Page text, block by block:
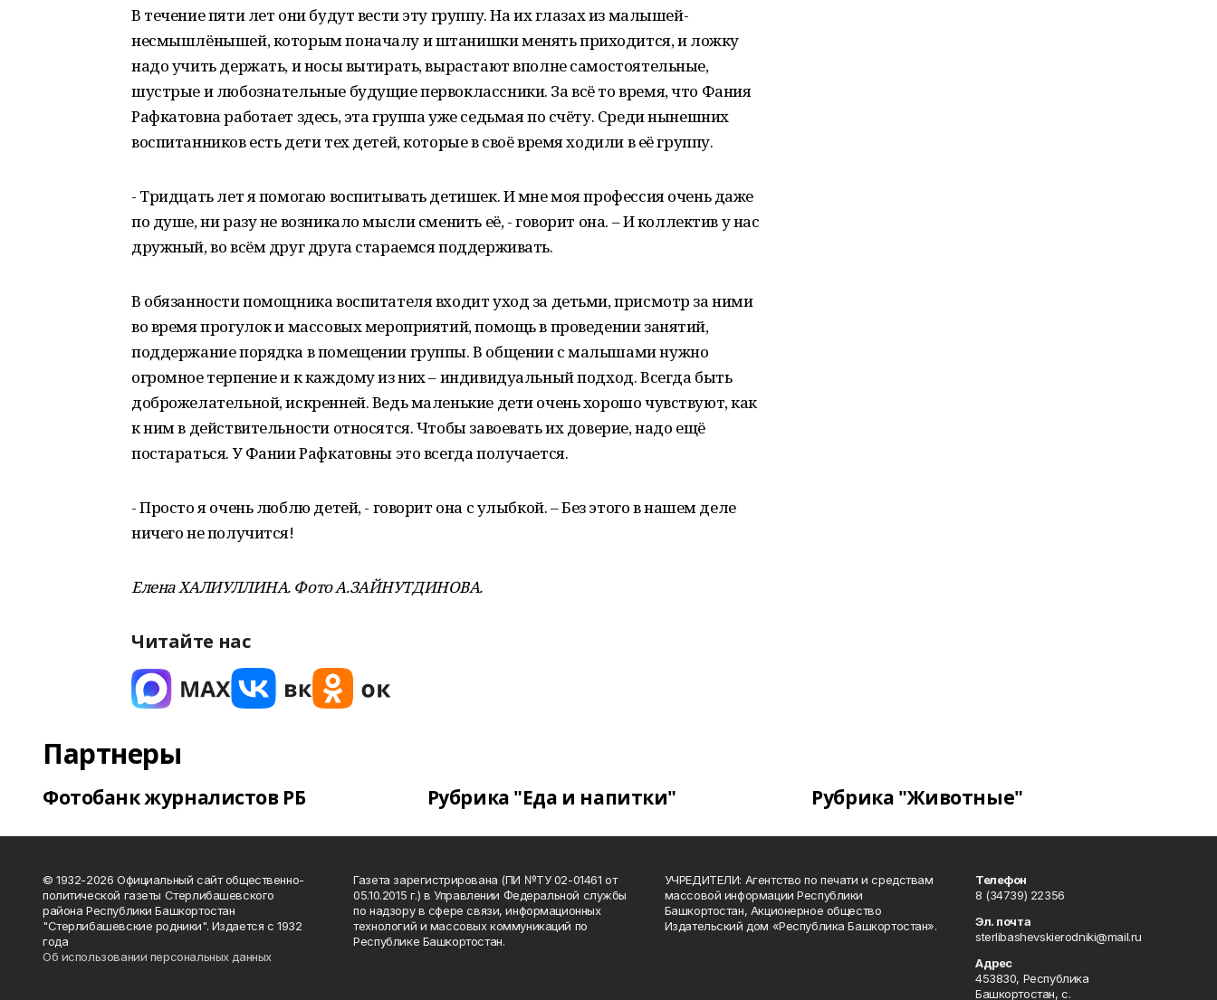
В течение пяти лет они будут вести эту группу. На их глазах из малышей-
несмышлёнышей, которым поначалу и штанишки менять приходится, и ложку
надо учить держать, и носы вытирать, вырастают вполне самостоятельные,
шустрые и любознательные будущие первоклассники. За всё то время, что Фания
Рафкатовна работает здесь, эта группа уже седьмая по счёту. Среди нынешних
воспитанников есть дети тех детей, которые в своё время ходили в её группу.
- Тридцать лет я помогаю воспитывать детишек. И мне моя профессия очень даже
по душе, ни разу не возникало мысли сменить её, - говорит она. – И коллектив у нас
дружный, во всём друг друга стараемся поддерживать.
В обязанности помощника воспитателя входит уход за детьми, присмотр за ними
во время прогулок и массовых мероприятий, помощь в проведении занятий,
поддержание порядка в помещении группы. В общении с малышами нужно
огромное терпение и к каждому из них – индивидуальный подход. Всегда быть
доброжелательной, искренней. Ведь маленькие дети очень хорошо чувствуют, как
к ним в действительности относятся. Чтобы завоевать их доверие, надо ещё
постараться. У Фании Рафкатовны это всегда получается.
- Просто я очень люблю детей, - говорит она с улыбкой. – Без этого в нашем деле
ничего не получится!
Елена ХАЛИУЛЛИНА. Фото А.ЗАЙНУТДИНОВА.
Читайте нас
Партнеры
Фотобанк журналистов РБ Рубрика "Еда и напитки" Рубрика "Животные"
© 1932-2026 Официальный сайт общественно-
политической газеты Стерлибашевского
района Республики Башкортостан
"Стерлибашевские родники". Издается с 1932
года
Об использовании персональных данных
Газета зарегистрирована (ПИ №ТУ 02-01461 от
05.10.2015 г.) в Управлении Федеральной службы
по надзору в сфере связи, информационных
технологий и массовых коммуникаций по
Республике Башкортостан.
УЧРЕДИТЕЛИ: Агентство по печати и средствам
массовой информации Республики
Башкортостан, Акционерное общество
Издательский дом «Республика Башкортостан».
Телефон
8 (34739) 22356
Эл. почта
sterlibashevskierodniki@mail.ru
Адрес
453830, Республика
Башкортостан, c.